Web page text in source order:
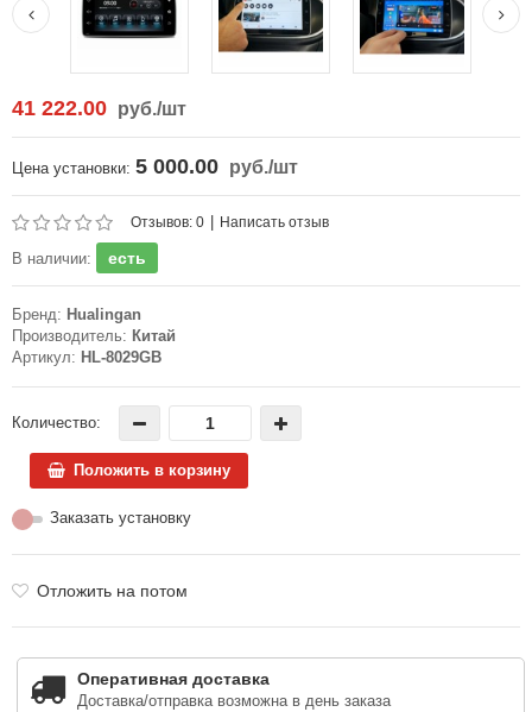
41 222.00 руб./шт
Цена установки: 5 000.00 руб./шт
Отзывов: 0 Написать отзыв
В наличии: есть
Бренд: Hualingan
Производитель: Китай
Артикул: HL-8029GB
Количество:
Положить в корзину
Заказать установку
Отложить на потом
Оперативная доставка
Доставка/отправка возможна в день заказа